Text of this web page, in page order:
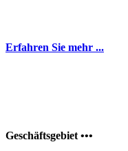
Erfahren Sie mehr ...
Geschäftsgebiet •••